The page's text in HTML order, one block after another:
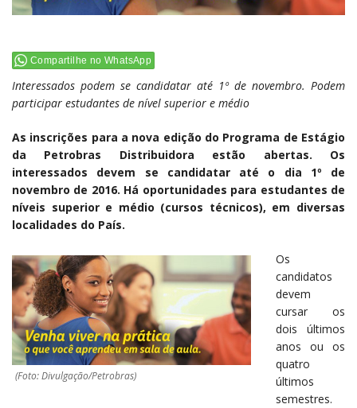
Compartilhe no WhatsApp
Interessados podem se candidatar até 1º de novembro. Podem
participar estudantes de nível superior e médio
As inscrições para a nova edição do Programa de Estágio
da Petrobras Distribuidora estão abertas. Os
interessados devem se candidatar até o dia 1º de
novembro de 2016. Há oportunidades para estudantes de
níveis superior e médio (cursos técnicos), em diversas
localidades do País.
(Foto: Divulgação/Petrobras)
Os
candidatos
devem
cursar os
dois últimos
anos ou os
quatro
últimos
semestres.